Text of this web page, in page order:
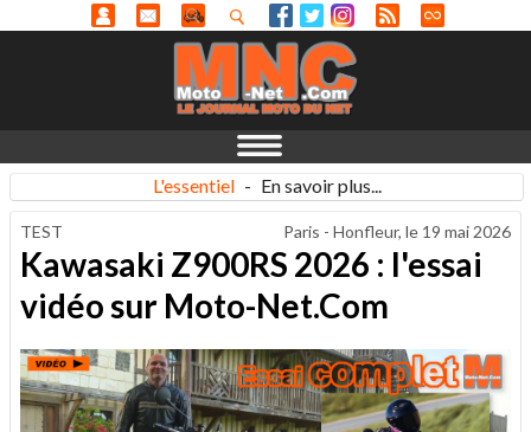
L'essentiel - En savoir plus...
TEST Paris - Honfleur, le 19 mai 2026
Kawasaki Z900RS 2026 : l'essai
vidéo sur Moto-Net.Com